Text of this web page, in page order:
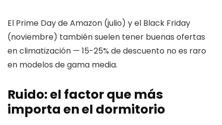
El Prime Day de Amazon (julio) y el Black Friday
(noviembre) también suelen tener buenas ofertas
en climatización — 15-25% de descuento no es raro
en modelos de gama media.
Ruido: el factor que más
importa en el dormitorio